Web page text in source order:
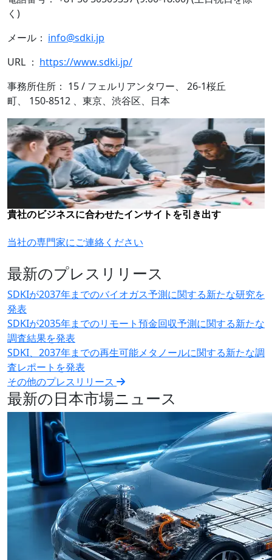
く)
メール： info@sdki.jp
URL ： https://www.sdki.jp/
事務所住所： 15 / フェルリアンタワー、 26-1桜丘
町、 150-8512 、東京、渋谷区、日本
貴社のビジネスに合わせたインサイトを引き出す
当社の専門家にご連絡ください
最新のプレスリリース
SDKIが2037年までのバイオガス予測に関する新たな研究を
発表
SDKIが2035年までのリモート預金回収予測に関する新たな
調査結果を発表
SDKI、2037年までの再生可能メタノールに関する新たな調
査レポートを発表
その他のプレスリリース
最新の日本市場ニュース